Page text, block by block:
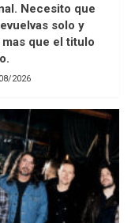
Necesito que
solo y
mas que el titulo
2026